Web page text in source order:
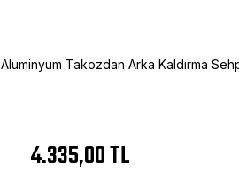
Takozdan Arka Kaldırma
4.335,00 TL